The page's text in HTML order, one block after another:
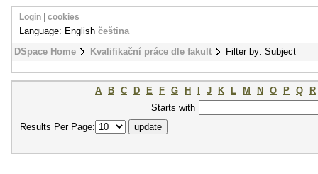
DSpace Home Kvalifikační práce dle fakult Filter by: Subject
Login cookies
Language: English čeština
A B C D E F G H J K L M N O P Q
R
Starts with
Results Per Page: